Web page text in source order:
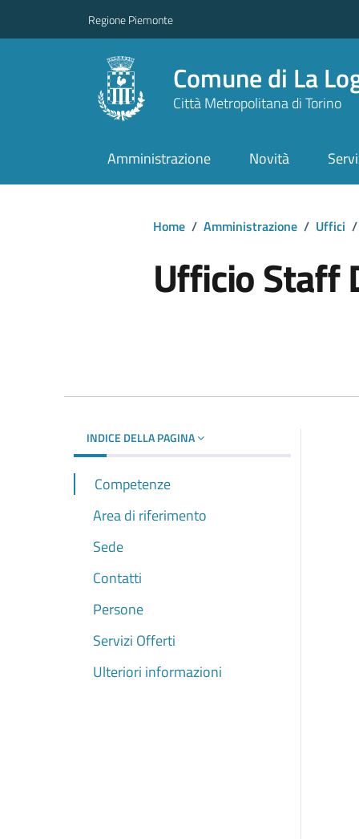
Regione Piemonte
Comune di La
Città Metropolitana di Torino
Amministrazione Novità
Home / Amministrazione / Uffici /
Ufficio Staff
INDICE DELLA PAGINA
Competenze
Area di riferimento
Sede
Contatti
Persone
Servizi Offerti
Ulteriori informazioni